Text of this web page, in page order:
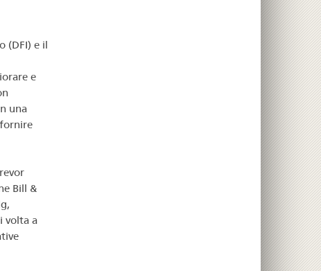
(DFI) e il
e
una
Bill &
volta a